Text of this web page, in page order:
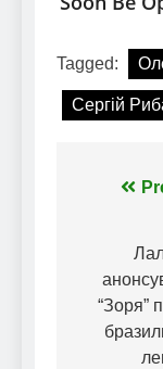
Tagged:
Сергій
“Зоря”